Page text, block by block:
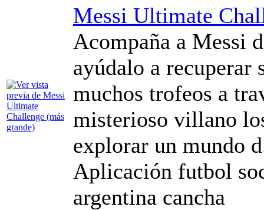
Messi Ultimate
Acompaña a Messi
ayúdalo a recuperar
muchos trofeos a
misterioso villano
explorar un mundo
Aplicación futbol
argentina cancha